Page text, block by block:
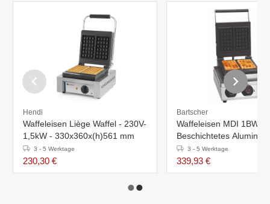
Hendi
Waffeleisen Liège Waffel - 230V-
1,5kW - 330x360x(h)561 mm
3 - 5 Werktage
230,30 €
Bartscher
Waffeleisen MDI 1BW-
Beschichtetes
Brüsseler Waffeln - 1,8
300x420x (H) 260mm
3 - 5 Werktage
339,93 €